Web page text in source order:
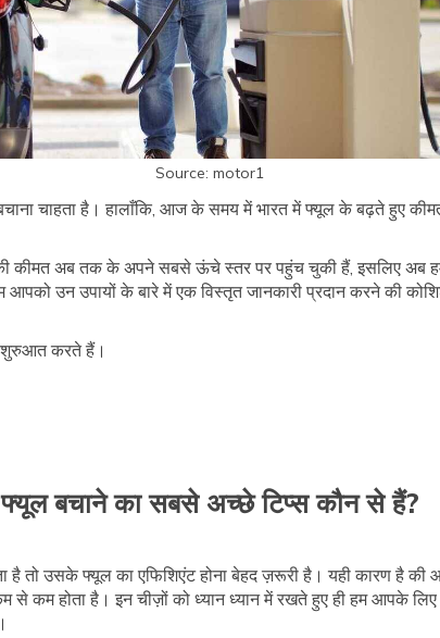
Source: motor1
चाहता है। हालाँकि, आज के समय में भारत में फ्यूल के बढ़ते हुए
कीमत अब तक के अपने सबसे ऊंचे स्तर पर पहुंच चुकी हैं, इसलिए अब
उन उपायों के बारे में एक विस्तृत जानकारी प्रदान करने की
शुरुआत करते हैं।
फ्यूल बचाने का सबसे अच्छे टिप्स कौन से हैं?
तो उसके फ्यूल का एफिशिएंट होना बेहद ज़रूरी है। यही कारण है
से कम होता है। इन चीज़ों को ध्यान ध्यान में रखते हुए ही हम आपके